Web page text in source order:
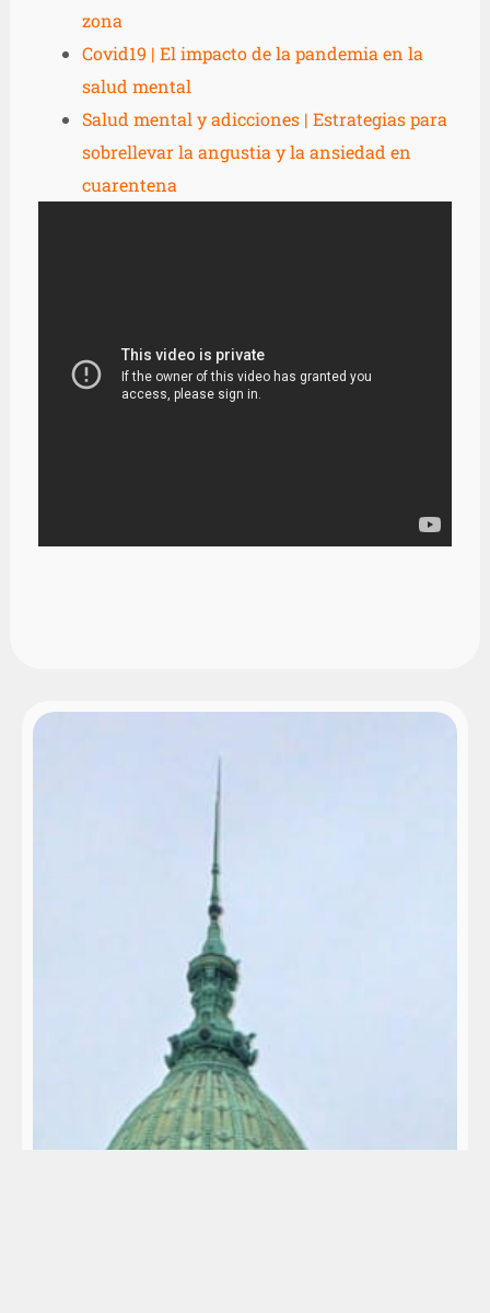
zona
Covid19 | El impacto de la pandemia en la
salud mental
Salud mental y adicciones | Estrategias para
sobrellevar la angustia y la ansiedad en
cuarentena